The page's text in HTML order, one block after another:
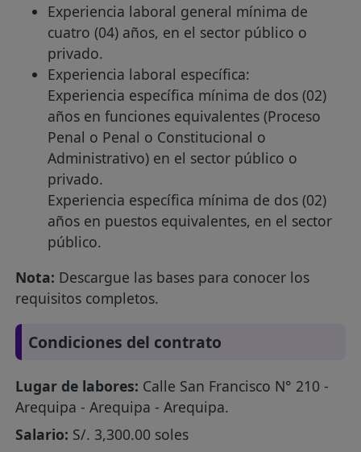
Experiencia laboral general mínima de
cuatro (04) años, en el sector público o
privado.
Experiencia laboral específica:
Experiencia específica mínima de dos (02)
años en funciones equivalentes (Proceso
Penal o Penal o Constitucional o
Administrativo) en el sector público o
privado.
Experiencia específica mínima de dos (02)
años en puestos equivalentes, en el sector
público.
Nota: Descargue las bases para conocer los
requisitos completos.
Condiciones del contrato
Lugar de labores: Calle San Francisco N° 210 -
Arequipa - Arequipa - Arequipa.
Salario: S/. 3,300.00 soles